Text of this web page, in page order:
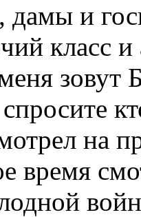
и
класс и
зовут
на
время